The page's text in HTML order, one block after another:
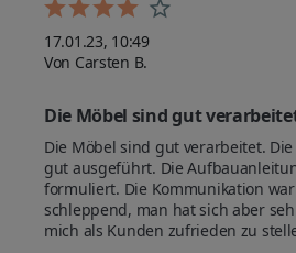
17.01.23, 10:49
Von Carsten B.
Die Möbel sind gut
Die Möbel sind gut verarbeitet.
gut ausgeführt. Die
formuliert. Die Kommunikation
schleppend, man hat sich aber
mich als Kunden zufrieden zu